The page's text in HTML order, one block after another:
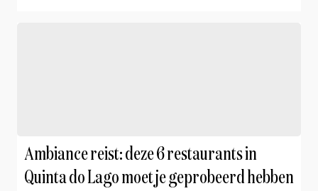
Ambiance reist: deze 6 restaurants in
Quinta do Lago moet je geprobeerd hebben